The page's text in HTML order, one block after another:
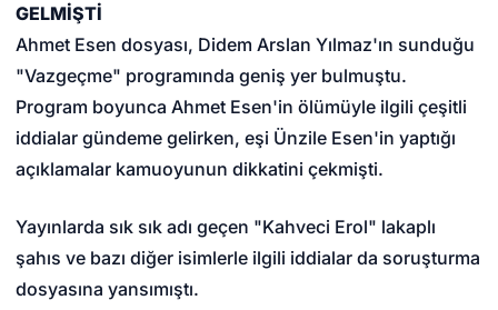
GELMİŞTİ
Ahmet Esen dosyası, Didem Arslan Yılmaz'ın sunduğu
"Vazgeçme" programında geniş yer bulmuştu.
Program boyunca Ahmet Esen'in ölümüyle ilgili çeşitli
iddialar gündeme gelirken, eşi Ünzile Esen'in yaptığı
açıklamalar kamuoyunun dikkatini çekmişti.
Yayınlarda sık sık adı geçen "Kahveci Erol" lakaplı
şahıs ve bazı diğer isimlerle ilgili iddialar da soruşturma
dosyasına yansımıştı.